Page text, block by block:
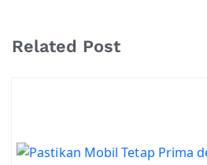
Related Post